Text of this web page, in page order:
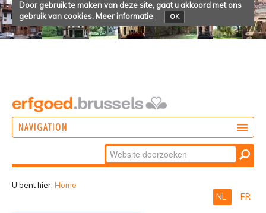
Door gebruik te maken van deze site, gaat u akkoord met ons
gebruik van cookies. Meer informatie OK
NAVIGATION
Zoek
Geavanceerd
U bent hier: Home
NL FR